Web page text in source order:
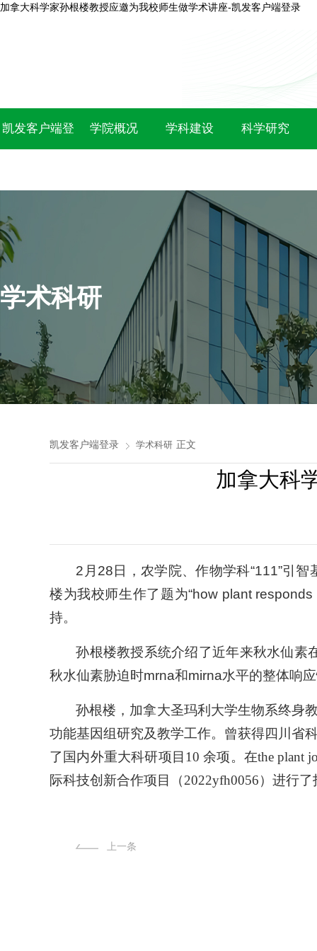
加拿大科学家孙根楼教授应邀为我校师生做学术讲座-凯发客户端登录
凯发客户端登 学院概况 学科建设 科学研究
学术科研
凯发客户端登录 学术科研 正文
加拿大科
2月28日，农学院、作物学科“111”引
楼为我校师生作了题为“how plant
持。
孙根楼教授系统介绍了近年来秋水仙素
秋水仙素胁迫时mrna和mirna水平的整体响
孙根楼，加拿大圣玛利大学生物系终身
功能基因组研究及教学工作。曾获得四川省
了国内外重大科研项目10 余项。在the plant
际科技创新合作项目（2022yfh0056）进行了
上一条